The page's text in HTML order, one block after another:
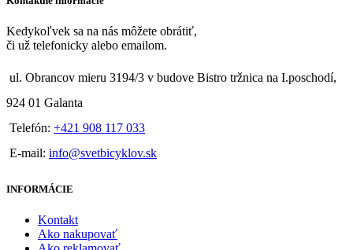
Kedykoľvek sa na nás môžete obrátiť,
či už telefonicky alebo emailom.
ul. Obrancov mieru 3194/3 v budove Bistro tržnica na I.poschodí,
924 01 Galanta
Telefón: +421 908 117 033
E-mail: info@svetbicyklov.sk
INFORMÁCIE
Kontakt
Ako nakupovať